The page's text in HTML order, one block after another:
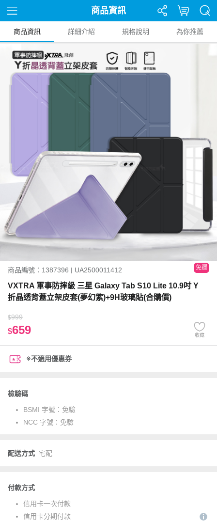
商品資訊
商品資訊 詳細介紹 規格說明 為你推薦
商品編號：1387396 | UA2500011412 免運
VXTRA 軍事防摔級 三星 Galaxy Tab S10 Lite 10.9吋 Y
折晶透背蓋立架皮套(夢幻紫)+9H玻璃貼(合購價)
$999
$659 收藏
※不適用優惠券
檢驗碼
BSMI 字號： 免驗
NCC 字號： 免驗
配送方式 宅配
付款方式
信用卡一次付款
信用卡分期付款